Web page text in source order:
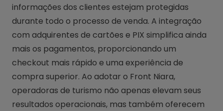
informações dos clientes estejam protegidas
durante todo o processo de venda. A integração
com adquirentes de cartões e PIX simplifica ainda
mais os pagamentos, proporcionando um
checkout mais rápido e uma experiência de
compra superior. Ao adotar o Front Niara,
operadoras de turismo não apenas elevam seus
resultados operacionais, mas também oferecem